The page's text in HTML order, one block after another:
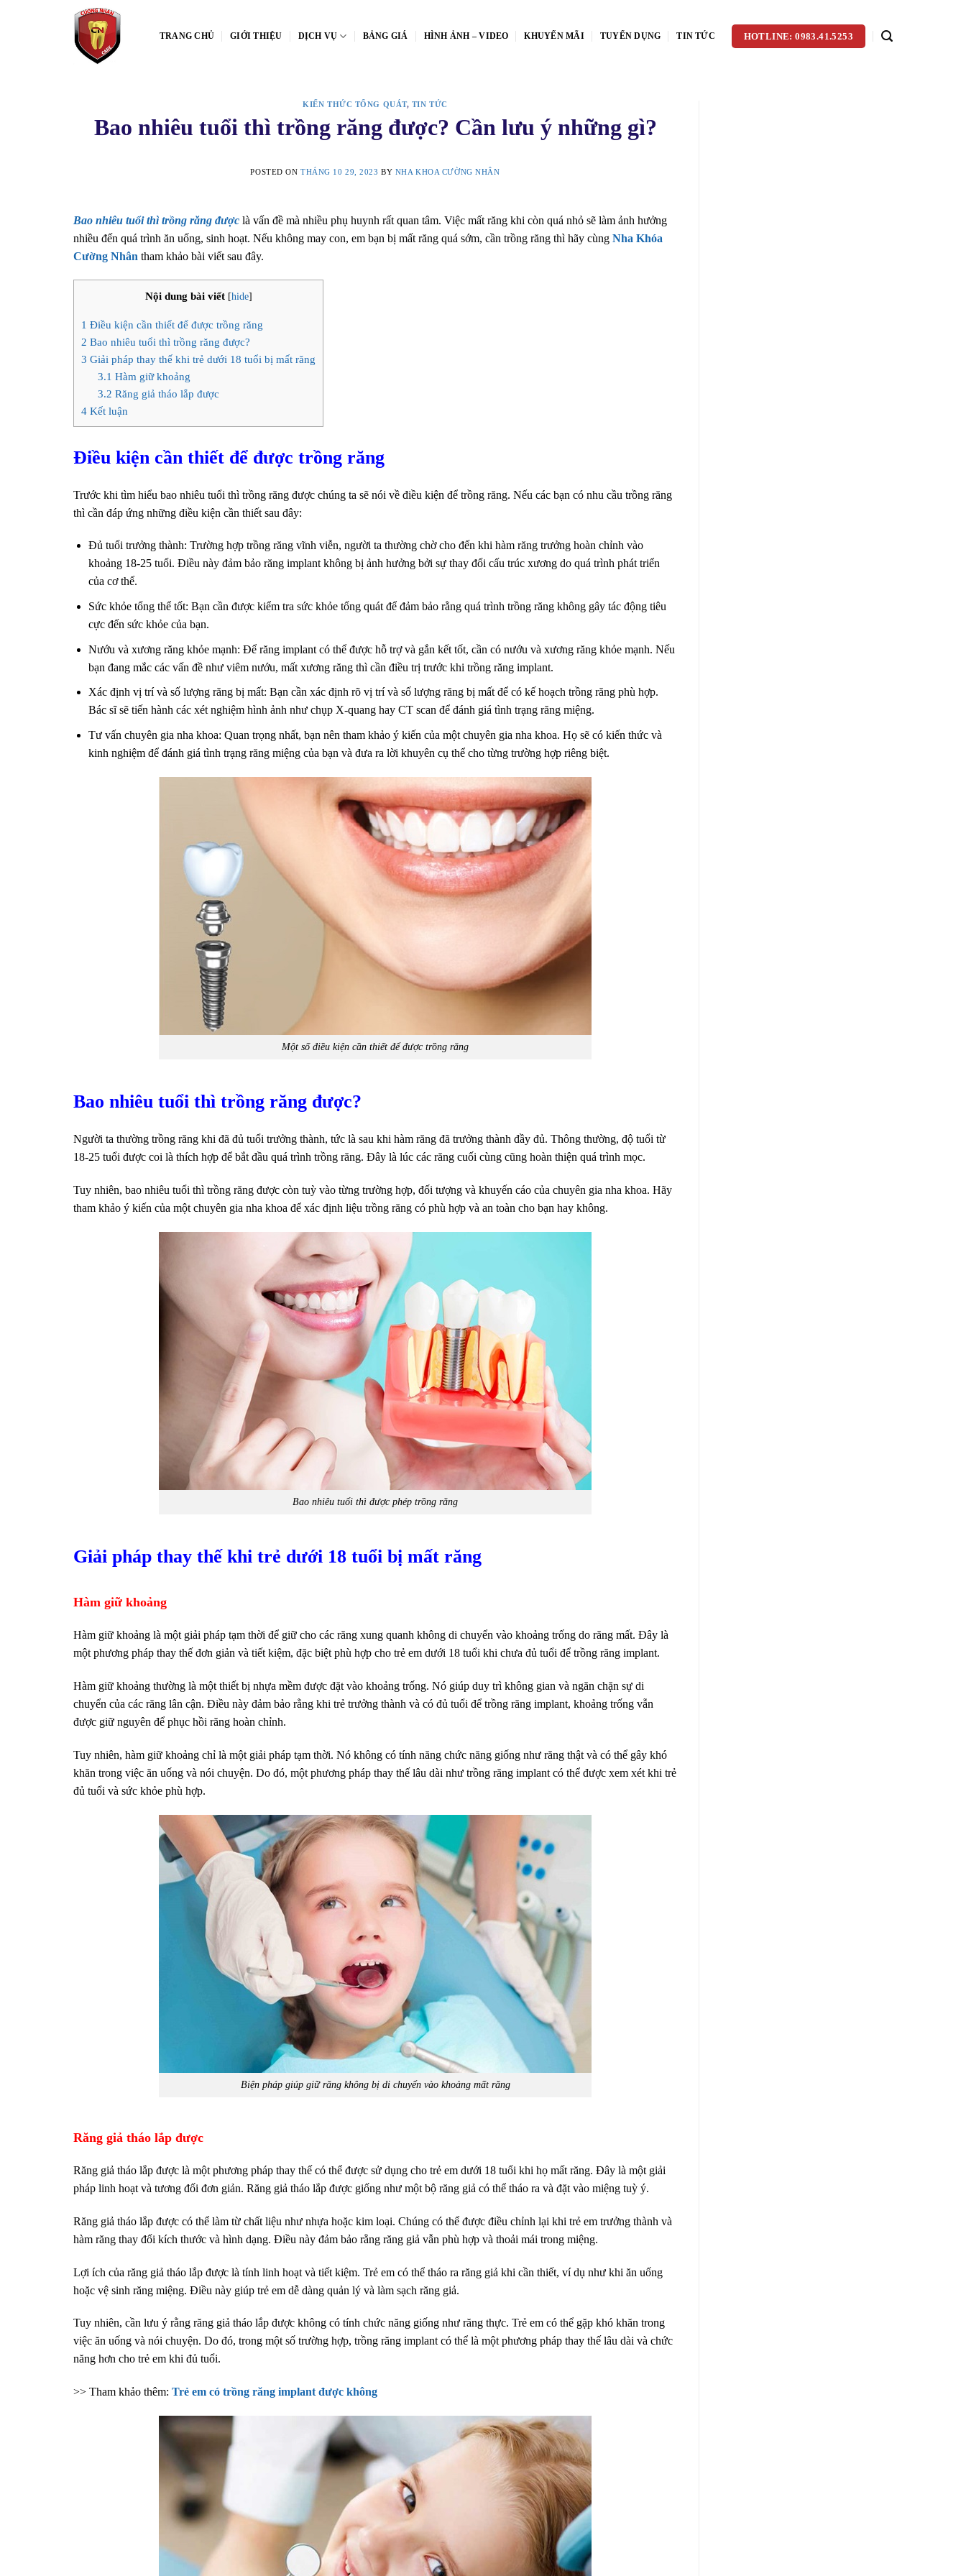
TRANG CHỦ GIỚI THIỆU DỊCH VỤ BẢNG GIÁ HÌNH ẢNH – VIDEO KHUYẾN MÃI TUYỂN DỤNG TIN TỨC HOTLINE: 0983.41.5253
KIẾN THỨC TỔNG QUÁT, TIN TỨC
Bao nhiêu tuổi thì trồng răng được? Cần lưu ý những gì?
POSTED ONTHÁNG 10 29, 2023 BY NHA KHOA CƯỜNG NHÂN
Bao nhiêu tuổi thì trồng răng được là vấn đề mà nhiều phụ huynh rất quan tâm. Việc mất răng khi còn quá nhỏ sẽ làm ảnh hưởng
nhiều đến quá trình ăn uống, sinh hoạt. Nếu không may con, em bạn bị mất răng quá sớm, cần trồng răng thì hãy cùng Nha Khóa
Cường Nhân tham khảo bài viết sau đây.
Nội dung bài viết [hide]
1 Điều kiện cần thiết để được trồng răng
2 Bao nhiêu tuổi thì trồng răng được?
3 Giải pháp thay thế khi trẻ dưới 18 tuổi bị mất răng
3.1 Hàm giữ khoảng
3.2 Răng giả tháo lắp được
4 Kết luận
Điều kiện cần thiết để được trồng răng
Trước khi tìm hiểu bao nhiêu tuổi thì trồng răng được chúng ta sẽ nói về điều kiện để trồng răng. Nếu các bạn có nhu cầu trồng răng
thì cần đáp ứng những điều kiện cần thiết sau đây:
Đủ tuổi trưởng thành: Trường hợp trồng răng vĩnh viễn, người ta thường chờ cho đến khi hàm răng trưởng hoàn chỉnh vào
khoảng 18-25 tuổi. Điều này đảm bảo răng implant không bị ảnh hưởng bởi sự thay đổi cấu trúc xương do quá trình phát triển
của cơ thể.
Sức khỏe tổng thể tốt: Bạn cần được kiểm tra sức khỏe tổng quát để đảm bảo rằng quá trình trồng răng không gây tác động tiêu
cực đến sức khỏe của bạn.
Nướu và xương răng khỏe mạnh: Để răng implant có thể được hỗ trợ và gắn kết tốt, cần có nướu và xương răng khỏe mạnh. Nếu
bạn đang mắc các vấn đề như viêm nướu, mất xương răng thì cần điều trị trước khi trồng răng implant.
Xác định vị trí và số lượng răng bị mất: Bạn cần xác định rõ vị trí và số lượng răng bị mất để có kế hoạch trồng răng phù hợp.
Bác sĩ sẽ tiến hành các xét nghiệm hình ảnh như chụp X-quang hay CT scan để đánh giá tình trạng răng miệng.
Tư vấn chuyên gia nha khoa: Quan trọng nhất, bạn nên tham khảo ý kiến của một chuyên gia nha khoa. Họ sẽ có kiến thức và
kinh nghiệm để đánh giá tình trạng răng miệng của bạn và đưa ra lời khuyên cụ thể cho từng trường hợp riêng biệt.
Một số điều kiện cần thiết để được trồng răng
Bao nhiêu tuổi thì trồng răng được?
Người ta thường trồng răng khi đã đủ tuổi trưởng thành, tức là sau khi hàm răng đã trưởng thành đầy đủ. Thông thường, độ tuổi từ
18-25 tuổi được coi là thích hợp để bắt đầu quá trình trồng răng. Đây là lúc các răng cuối cùng cũng hoàn thiện quá trình mọc.
Tuy nhiên, bao nhiêu tuổi thì trồng răng được còn tuỳ vào từng trường hợp, đối tượng và khuyến cáo của chuyên gia nha khoa. Hãy
tham khảo ý kiến của một chuyên gia nha khoa để xác định liệu trồng răng có phù hợp và an toàn cho bạn hay không.
Bao nhiêu tuổi thì được phép trồng răng
Giải pháp thay thế khi trẻ dưới 18 tuổi bị mất răng
Hàm giữ khoảng
Hàm giữ khoảng là một giải pháp tạm thời để giữ cho các răng xung quanh không di chuyển vào khoảng trống do răng mất. Đây là
một phương pháp thay thế đơn giản và tiết kiệm, đặc biệt phù hợp cho trẻ em dưới 18 tuổi khi chưa đủ tuổi để trồng răng implant.
Hàm giữ khoảng thường là một thiết bị nhựa mềm được đặt vào khoảng trống. Nó giúp duy trì không gian và ngăn chặn sự di
chuyển của các răng lân cận. Điều này đảm bảo rằng khi trẻ trưởng thành và có đủ tuổi để trồng răng implant, khoảng trống vẫn
được giữ nguyên để phục hồi răng hoàn chỉnh.
Tuy nhiên, hàm giữ khoảng chỉ là một giải pháp tạm thời. Nó không có tính năng chức năng giống như răng thật và có thể gây khó
khăn trong việc ăn uống và nói chuyện. Do đó, một phương pháp thay thế lâu dài như trồng răng implant có thể được xem xét khi trẻ
đủ tuổi và sức khỏe phù hợp.
Biện pháp giúp giữ răng không bị di chuyển vào khoảng mất răng
Răng giả tháo lắp được
Răng giả tháo lắp được là một phương pháp thay thế có thể được sử dụng cho trẻ em dưới 18 tuổi khi họ mất răng. Đây là một giải
pháp linh hoạt và tương đối đơn giản. Răng giả tháo lắp được giống như một bộ răng giả có thể tháo ra và đặt vào miệng tuỳ ý.
Răng giả tháo lắp được có thể làm từ chất liệu như nhựa hoặc kim loại. Chúng có thể được điều chỉnh lại khi trẻ em trưởng thành và
hàm răng thay đổi kích thước và hình dạng. Điều này đảm bảo rằng răng giả vẫn phù hợp và thoải mái trong miệng.
Lợi ích của răng giả tháo lắp được là tính linh hoạt và tiết kiệm. Trẻ em có thể tháo ra răng giả khi cần thiết, ví dụ như khi ăn uống
hoặc vệ sinh răng miệng. Điều này giúp trẻ em dễ dàng quản lý và làm sạch răng giả.
Tuy nhiên, cần lưu ý rằng răng giả tháo lắp được không có tính chức năng giống như răng thực. Trẻ em có thể gặp khó khăn trong
việc ăn uống và nói chuyện. Do đó, trong một số trường hợp, trồng răng implant có thể là một phương pháp thay thế lâu dài và chức
năng hơn cho trẻ em khi đủ tuổi.
>> Tham khảo thêm: Trẻ em có trồng răng implant được không